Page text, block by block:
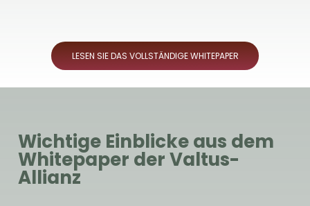
LESEN SIE DAS VOLLSTÄNDIGE WHITEPAPER
Wichtige Einblicke aus dem
Whitepaper der Valtus-
Allianz